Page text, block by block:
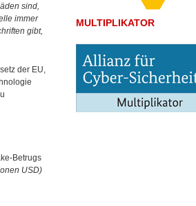
sind,
immer
gibt,
der EU,
Betrugs
USD)
MULTIPLIKATOR